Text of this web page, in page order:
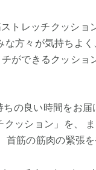
ストレッチクッショ
な方々が気持ちよ
ができるクッショ
の良い時間をお届
クッション」を、
首筋の筋肉の緊張